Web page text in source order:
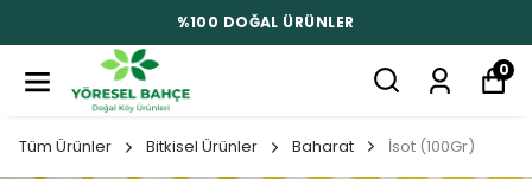
%100 DOĞAL ÜRÜNLER
0
Tüm Ürünler Bitkisel Ürünler Baharat İsot (100Gr)